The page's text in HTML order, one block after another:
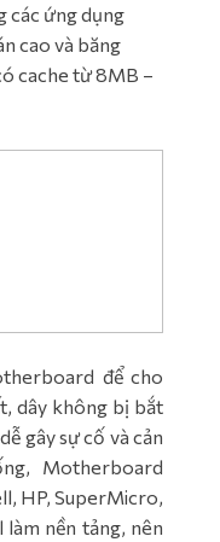
các ứng dụng
cao và băng
cache từ 8MB –
để cho
dây không bị bắt
gây sự cố và cản
Motherboard
HP, SuperMicro,
nền tảng, nên